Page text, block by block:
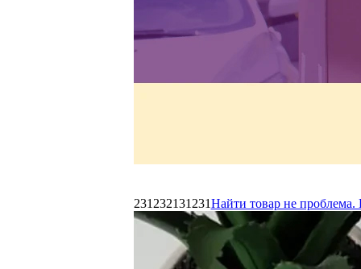
231232131231Найти товар не проблема.